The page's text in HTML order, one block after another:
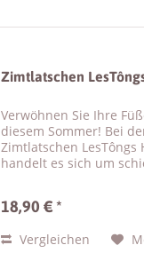
Zimtlatschen
Verwöhnen Sie Ihre
diesem Sommer! Bei
Zimtlatschen LesTôngs
handelt es sich um
wird durch sein
Hingucker. Diese...
18,90 € *
Vergleichen